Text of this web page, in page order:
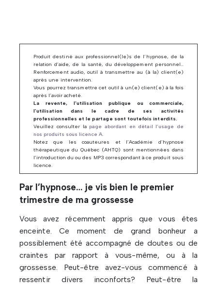
Produit destiné aux professionnel(le)s de l’hypnose, de la
relation d’aide, de la santé, du développement personnel…
Renforcement audio, outil à transmettre au (à la) client(e)
après une intervention.
Vous pourrez transmettre cet outil à un(e) client(e) à la fois
après l’avoir acheté.
La revente, l’utilisation publique ou commerciale,
l’utilisation dans le cadre de ses activités
professionnelles et le partage sont toutefois interdits.
Veuillez consulter la page abordant en détail l’usage de
nos produits sous licence A.
Notez que les coauteures et l’Académie d’hypnose
thérapeutique du Québec (AHTQ) sont mentionnées dans
l’introduction du ou des MP3 correspondant à ce produit sous
licence.
Par l’hypnose… je vis bien le premier
trimestre de ma grossesse
Vous avez récemment appris que vous êtes
enceinte. Ce moment de grand bonheur a
possiblement été accompagné de doutes ou de
craintes par rapport à vous-même, ou à la
grossesse. Peut-être avez-vous commencé à
ressentir divers inconforts? Peut-être la